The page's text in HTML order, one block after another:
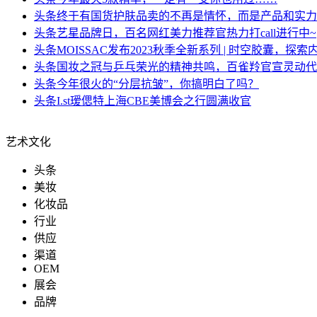
头条终于有国货护肤品卖的不再是情怀，而是产品和实力
头条艺星品牌日，百名网红美力推荐官热力打call进行中~
头条MOISSAC发布2023秋季全新系列 | 时空胶囊，探索
头条 国妆之冠与乒乓荣光的精神共鸣，百雀羚官宣灵动
头条今年很火的“分层抗皱”，你搞明白了吗？
头条I.st瑷偲特上海CBE美博会之行圆满收官
艺术文化
头条
美妆
化妆品
行业
供应
渠道
OEM
展会
品牌